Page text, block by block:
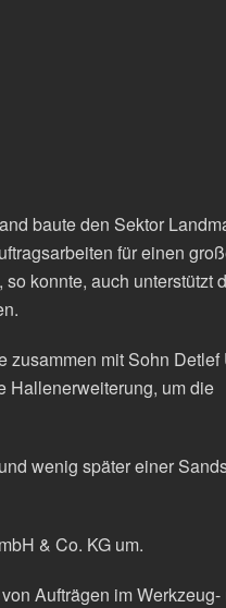
baute den Sektor
für einen
konnte, auch unterstützt
zusammen mit Sohn Detlef
Hallenerweiterung, um die
wenig später einer
& Co. KG um.
Aufträgen im Werkzeug-